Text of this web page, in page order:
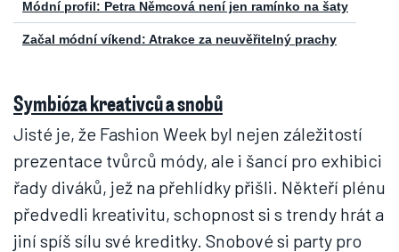
Módní profil: Petra Němcová není jen ramínko na šaty
Začal módní víkend: Atrakce za neuvěřitelný prachy
Symbióza kreativců a snobů
Jisté je, že Fashion Week byl nejen záležitostí
prezentace tvůrců módy, ale i šancí pro exhibici
řady diváků, jež na přehlídky přišli. Někteří plénu
předvedli kreativitu, schopnost si s trendy hrát a
jiní spíš sílu své kreditky. Snobové si party pro